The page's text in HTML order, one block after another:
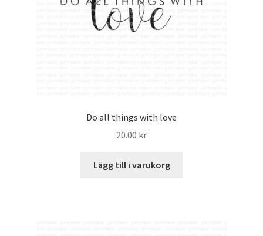
Do all things with love
20.00 kr
Lägg till i varukorg